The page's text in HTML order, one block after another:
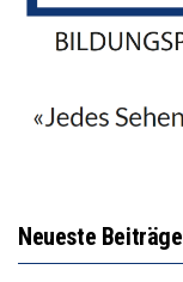
Neueste Beiträge